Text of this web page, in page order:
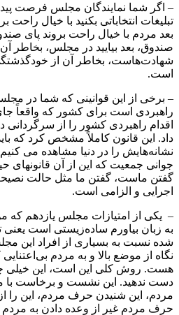
– اگر شما نمایندگان مجلس فرصت
تبلیغات انتخاباتی بکنید با خیال راحت
بعد مردم با خیال راحت بروند پای
صندوق، بعد بیایید در مجلس، بخاطر
شهادت‌هاست، بخاطر آن از
است.
– برخی از این قوانینی که شما در
راهبردی است برای کشور که واقعاً
اقدام راهبردی کشور را از
داد. این قانون کاملاً مشخص کرد که
نشانه‌هایش را در دنیا مشاهده می
جوانی جمعیت که این از آن قانونهای
گفتن ماست، گفتن ما مثل حالت
اجرایی و الزامی است.
– یکی از امتیازات مجلس یازدهم که
به زبان بیاورم ساده‌زیستی است یعنی
شده نسبت به بسیاری از افراد این
نگاه از موضع بالا و به مردم
هست. روش کلی این است، این خیلی
دست ندهید. این نشست و برخاست با
مردم، این شنیدن حرف مردم، این را
حرف مردم غیر از وعده دادن به